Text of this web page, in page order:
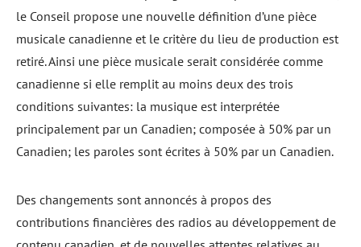
le Conseil propose une nouvelle définition d’une pièce
musicale canadienne et le critère du lieu de production est
retiré. Ainsi une pièce musicale serait considérée comme
canadienne si elle remplit au moins deux des trois
conditions suivantes: la musique est interprétée
principalement par un Canadien; composée à 50% par un
Canadien; les paroles sont écrites à 50% par un Canadien.
Des changements sont annoncés à propos des
contributions financières des radios au développement de